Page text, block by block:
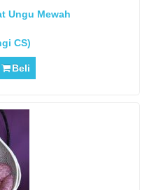
Ungu Mewah
CS)
Beli